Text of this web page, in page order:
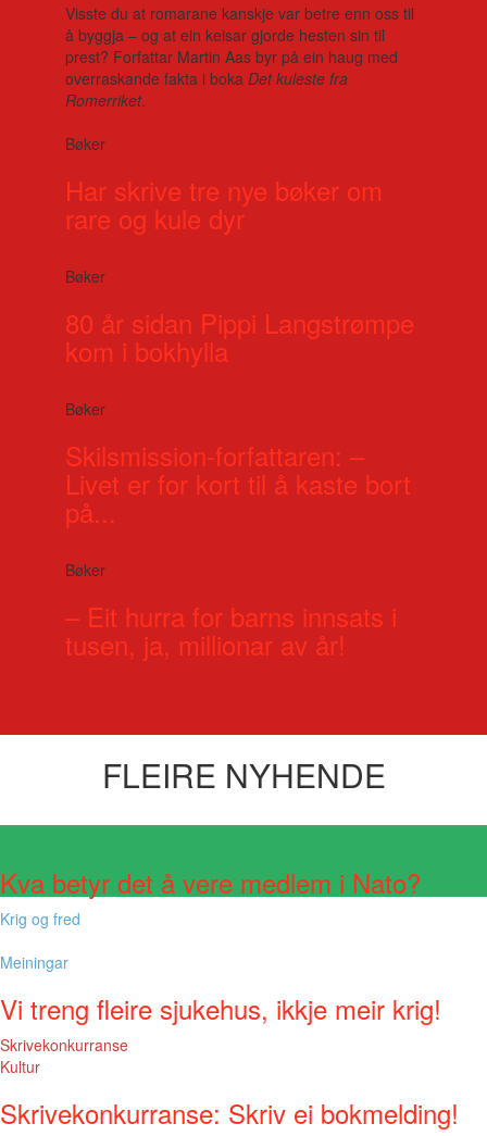
Visste du at romarane kanskje var betre enn oss til
å byggja – og at ein keisar gjorde hesten sin til
prest? Forfattar Martin Aas byr på ein haug med
overraskande fakta i boka Det kuleste fra
Romerriket.
Bøker
Har skrive tre nye bøker om
rare og kule dyr
Bøker
80 år sidan Pippi Langstrømpe
kom i bokhylla
Bøker
Skilsmission-forfattaren: –
Livet er for kort til å kaste bort
på...
Bøker
– Eit hurra for barns innsats i
tusen, ja, millionar av år!
FLEIRE NYHENDE
Kva betyr det å vere medlem i Nato?
Krig og fred
Meiningar
Vi treng fleire sjukehus, ikkje meir krig!
Skrivekonkurranse
Kultur
Skrivekonkurranse: Skriv ei bokmelding!